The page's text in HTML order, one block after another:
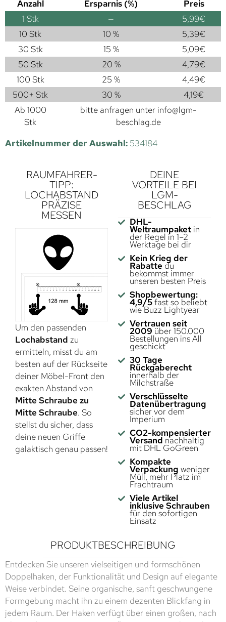
Anzahl Ersparnis (%)
Preis
1 Stk — 5,99€
10 Stk
10 % 5,39€
30 Stk
15 % 5,09€
50 Stk
20 % 4,79€
100 Stk
25 % 4,49€
500+ Stk
30 % 4,19€
Ab 1000
Stk
bitte anfragen unter info@lgm-
beschlag.de
Artikelnummer der Auswahl: 534184
RAUMFAHRER-
TIPP:
LOCHABSTAND
PRÄZISE
MESSEN
Um den passenden
Lochabstand zu
ermitteln, misst du am
besten auf der Rückseite
deiner Möbel-Front den
exakten Abstand von
Mitte Schraube zu
Mitte Schraube. So
stellst du sicher, dass
deine neuen Griffe
galaktisch genau passen!
DEINE
VORTEILE BEI
LGM-
BESCHLAG
DHL-
Weltraumpaketin
der Regel in 1–2
Werktage bei dir
Kein Krieg der
Rabattedu
bekommst immer
unseren besten Preis
Shopbewertung:
4,9/5fast so beliebt
wie Buzz Lightyear
Vertrauen seit
2009über 150.000
Bestellungen ins All
geschickt
30 Tage
Rückgaberecht
innerhalb der
Milchstraße
Verschlüsselte
Datenübertragung
sicher vor dem
Imperium
CO2-kompensierter
Versand nachhaltig
mit DHL GoGreen
Kompakte
Verpackung weniger
Müll, mehr Platz im
Frachtraum
Viele Artikel
inklusive Schrauben
für den sofortigen
Einsatz
PRODUKTBESCHREIBUNG
Entdecken Sie unseren vielseitigen und formschönen
Doppelhaken, der Funktionalität und Design auf elegante
Weise verbindet. Seine organische, sanft geschwungene
Formgebung macht ihn zu einem dezenten Blickfang in
jedem Raum. Der Haken verfügt über einen großen, nach